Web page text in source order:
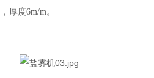
厚度6m/m。